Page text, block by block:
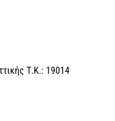
Τ.Κ.: 19014